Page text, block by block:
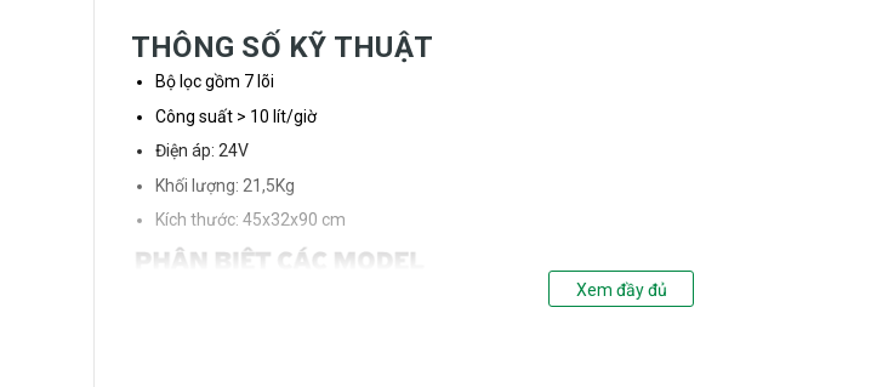
THÔNG SỐ KỸ THUẬT
Bộ lọc gồm 7 lõi
Công suất > 10 lít/giờ
Điện áp: 24V
Khối lượng: 21,5Kg
Kích thước: 45x32x90 cm
Xem đầy đủ